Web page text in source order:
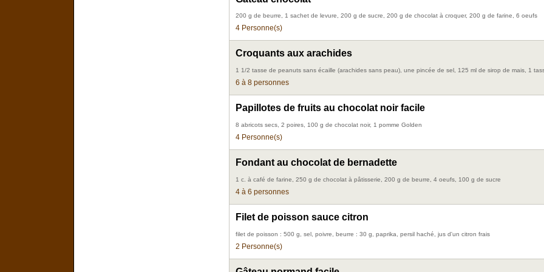
200 g de beurre, 1 sachet de levure, 200 g de sucre, 200 g de chocolat à croquer, 200 g de farine, 6 oeufs
4 Personne(s)
Croquants aux arachides
1 1/2 tasse de peanuts sans écaille (arachides sans peau), une pincée de sel, 125 ml de sirop de mais, 1
6 à 8 personnes
Papillotes de fruits au chocolat noir facile
8 abricots secs, 2 poires, 100 g de chocolat noir, 1 pomme Golden
4 Personne(s)
Fondant au chocolat de bernadette
1 c. à café de farine, 250 g de chocolat à pâtisserie, 200 g de beurre, 4 oeufs, 100 g de sucre
4 à 6 personnes
Filet de poisson sauce citron
filet de poisson : 500 g, sel, poivre, beurre : 30 g, paprika, persil haché, jus d'un citron frais
2 Personne(s)